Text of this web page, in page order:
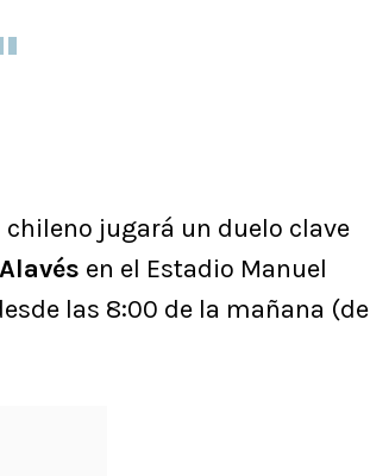
chileno jugará un duelo clave
Alavés en el Estadio Manuel
las 8:00 de la mañana (de